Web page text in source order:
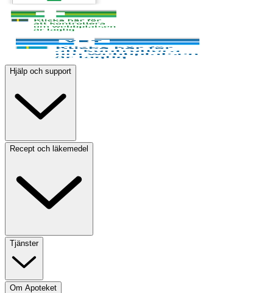
Hjälp och support
Recept och läkemedel
Tjänster
Om Apoteket